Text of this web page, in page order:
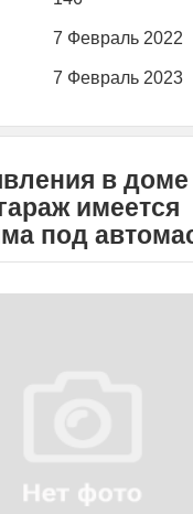
7 Февраль 2022
7 Февраль 2023
в
имеется
под